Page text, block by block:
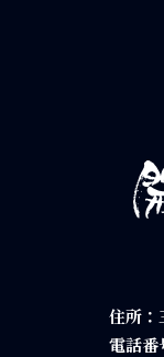
住所
電話番